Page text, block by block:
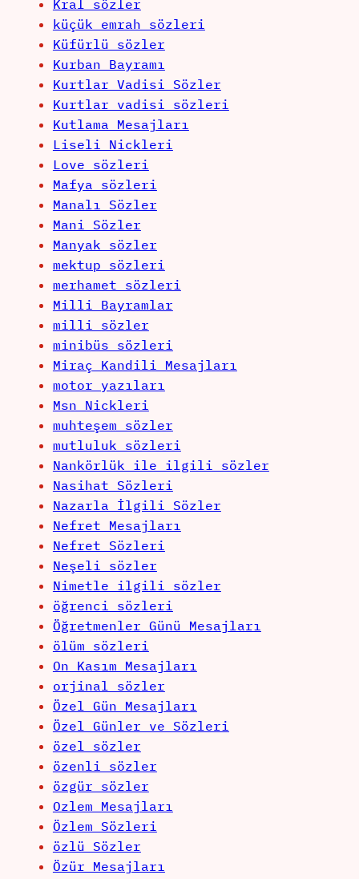
Kral sözler
küçük emrah sözleri
Küfürlü sözler
Kurban Bayramı
Kurtlar Vadisi Sözler
Kurtlar vadisi sözleri
Kutlama Mesajları
Liseli Nickleri
Love sözleri
Mafya sözleri
Manalı Sözler
Mani Sözler
Manyak sözler
mektup sözleri
merhamet sözleri
Milli Bayramlar
milli sözler
minibüs sözleri
Miraç Kandili Mesajları
motor yazıları
Msn Nickleri
muhteşem sözler
mutluluk sözleri
Nankörlük ile ilgili sözler
Nasihat Sözleri
Nazarla İlgili Sözler
Nefret Mesajları
Nefret Sözleri
Neşeli sözler
Nimetle ilgili sözler
öğrenci sözleri
Öğretmenler Günü Mesajları
ölüm sözleri
On Kasım Mesajları
orjinal sözler
Özel Gün Mesajları
Özel Günler ve Sözleri
özel sözler
özenli sözler
özgür sözler
Ozlem Mesajları
Özlem Sözleri
özlü Sözler
Özür Mesajları